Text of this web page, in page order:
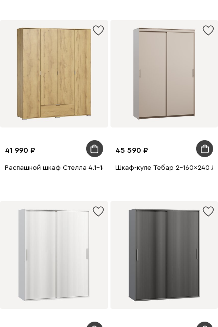
41 990
Распашной шкаф Стелла 4.1-160x220 Дуб Золотистый
45 590
Шкаф-купе Тебар 2-160x240